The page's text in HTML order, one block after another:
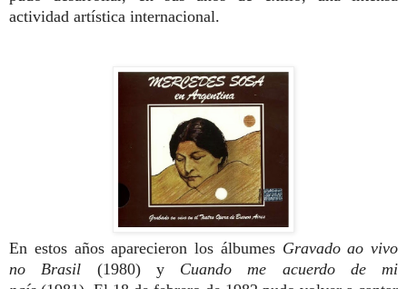
actividad artística internacional.
En estos años aparecieron los álbumes Gravado ao vivo
no Brasil (1980) y Cuando me acuerdo de mi